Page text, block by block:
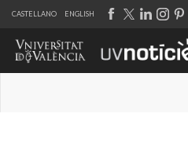
CASTELLANO ENGLISH